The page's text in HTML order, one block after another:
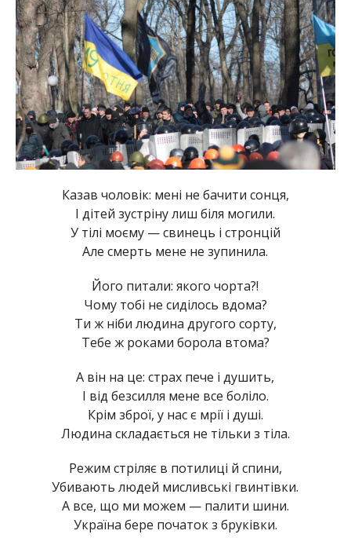
Казав чоловік: мені не бачити сонця,
І дітей зустріну лиш біля могили.
У тілі моєму — свинець і стронцій
Але смерть мене не зупинила.
Його питали: якого чорта?!
Чому тобі не сиділось вдома?
Ти ж ніби людина другого сорту,
Тебе ж роками борола втома?
А він на це: страх пече і душить,
І від безсилля мене все боліло.
Крім зброї, у нас є мрії і душі.
Людина складається не тільки з тіла.
Режим стріляє в потилиці й спини,
Убивають людей мисливські гвинтівки.
А все, що ми можем — палити шини.
Україна бере початок з бруківки.